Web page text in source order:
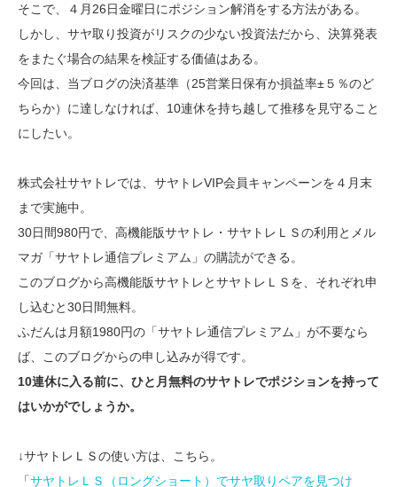
そこで、４月26日金曜日にポジション解消をする方法がある。
しかし、サヤ取り投資がリスクの少ない投資法だから、決算発表
をまたぐ場合の結果を検証する価値はある。
今回は、当ブログの決済基準（25営業日保有か損益率±５％のど
ちらか）に達しなければ、10連休を持ち越して推移を見守ること
にしたい。
株式会社サヤトレでは、サヤトレVIP会員キャンペーンを４月末
まで実施中。
30日間980円で、高機能版サヤトレ・サヤトレＬＳの利用とメル
マガ「サヤトレ通信プレミアム」の購読ができる。
このブログから高機能版サヤトレとサヤトレＬＳを、それぞれ申
し込むと30日間無料。
ふだんは月額1980円の「サヤトレ通信プレミアム」が不要なら
ば、このブログからの申し込みが得です。
10連休に入る前に、ひと月無料のサヤトレでポジションを持って
はいかがでしょうか。
↓サヤトレＬＳの使い方は、こちら。
「サヤトレＬＳ（ロングショート）でサヤ取りペアを見つけ